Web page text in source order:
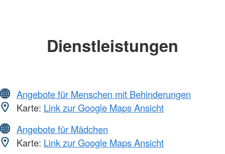
Dienstleistungen
Angebote für Menschen mit Behinderungen
Karte: Link zur Google Maps Ansicht
Angebote für Mädchen
Karte: Link zur Google Maps Ansicht